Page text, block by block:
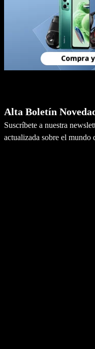
Alta Boletín
Suscríbete a nuestra
actualizada sobre el mundo